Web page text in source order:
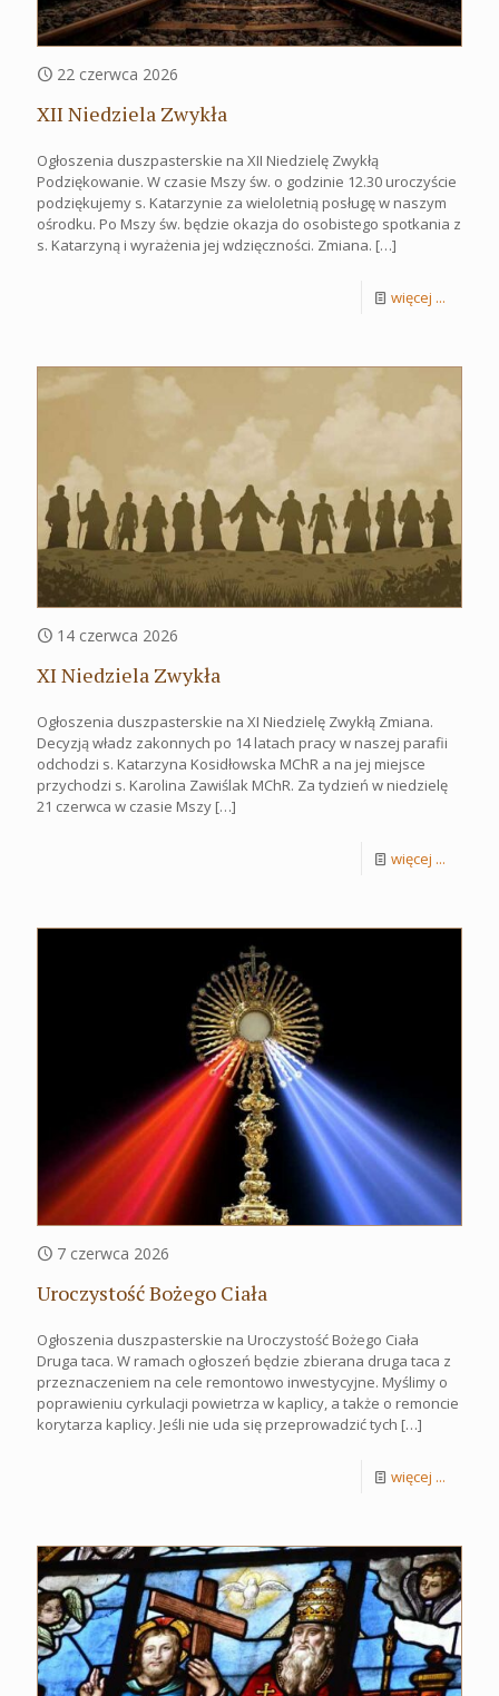
22 czerwca 2026
XII Niedziela Zwykła
Ogłoszenia duszpasterskie na XII Niedzielę Zwykłą
Podziękowanie. W czasie Mszy św. o godzinie 12.30 uroczyście
podziękujemy s. Katarzynie za wieloletnią posługę w naszym
ośrodku. Po Mszy św. będzie okazja do osobistego spotkania z
s. Katarzyną i wyrażenia jej wdzięczności. Zmiana. […]
więcej ...
14 czerwca 2026
XI Niedziela Zwykła
Ogłoszenia duszpasterskie na XI Niedzielę Zwykłą Zmiana.
Decyzją władz zakonnych po 14 latach pracy w naszej parafii
odchodzi s. Katarzyna Kosidłowska MChR a na jej miejsce
przychodzi s. Karolina Zawiślak MChR. Za tydzień w niedzielę
21 czerwca w czasie Mszy […]
więcej ...
7 czerwca 2026
Uroczystość Bożego Ciała
Ogłoszenia duszpasterskie na Uroczystość Bożego Ciała
Druga taca. W ramach ogłoszeń będzie zbierana druga taca z
przeznaczeniem na cele remontowo inwestycyjne. Myślimy o
poprawieniu cyrkulacji powietrza w kaplicy, a także o remoncie
korytarza kaplicy. Jeśli nie uda się przeprowadzić tych […]
więcej ...